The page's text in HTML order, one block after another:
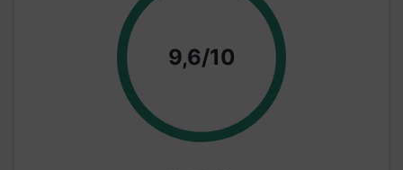
9,6/10 Punkte